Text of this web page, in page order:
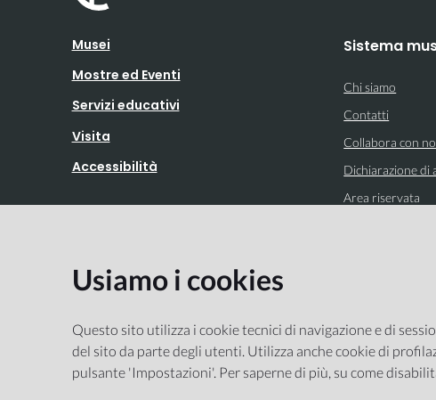
Musei
Mostre ed Eventi
Servizi educativi
Visita
Accessibilità
Sistema
Chi siamo
Contatti
Collabora con no
Dichiarazione di
Area riservata
Integrato con
Usiamo i cookies
Questo sito utilizza i cookie tecnici di navigazione e di
del sito da parte degli utenti. Utilizza anche cookie di
pulsante 'Impostazioni'. Per saperne di più, su come